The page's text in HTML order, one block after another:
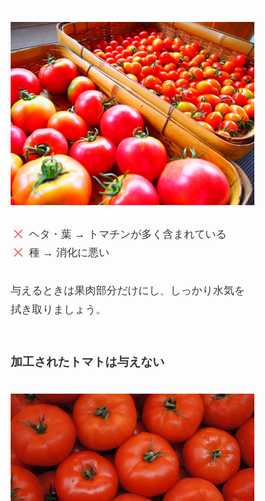
ヘタ・葉 → トマチンが多く含まれている
種 → 消化に悪い
与えるときは果肉部分だけにし、しっかり水気を
拭き取りましょう。
加工されたトマトは与えない